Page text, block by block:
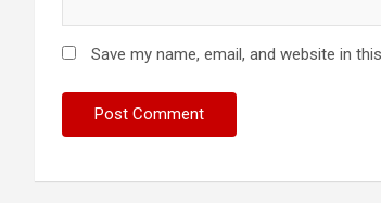
Save my name, email, and website in